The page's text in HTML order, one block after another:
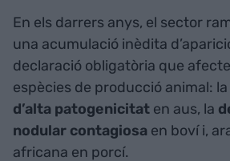
En els darrers anys, el sector
una acumulació inèdita
declaració obligatòria que
espècies de producció animal: la
d’alta patogenicitat en aus, la
nodular contagiosa en boví i,
africana en porcí.